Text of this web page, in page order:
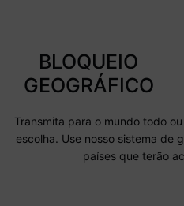
BLOQUEIO
GEOGRÁFICO
Transmita para o mundo todo
escolha. Use nosso sistema de
países que terão